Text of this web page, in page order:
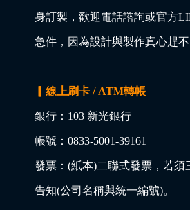
身訂製，歡迎電話諮詢或官方
急件，因為設計與製作真心趕不
▎線上刷卡 / ATM轉帳
銀行：103 新光銀行
帳號：0833-5001-39161
發票：(紙本)二聯式發票，若須
告知(公司名稱與統一編號)。